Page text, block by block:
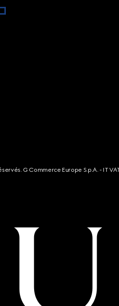
G Commerce Europe S.p.A. - IT